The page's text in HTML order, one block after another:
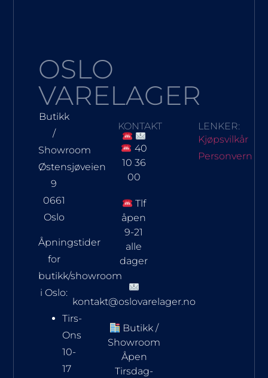
OSLO
VARELAGER
Butikk
/
Showroom
Østensjøveien
9
0661
Oslo
Åpningstider
for
butikk/showroom
i Oslo:
Tirs-
Ons
10-
17
KONTAKT
40
10 36
00
Tlf
åpen
9-21
alle
dager
kontakt@oslovarelager.no
Butikk /
Showroom
Åpen
Tirsdag-
LENKER:
Kjøpsvilkår
Personvern